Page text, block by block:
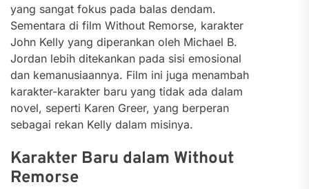
yang sangat fokus pada balas dendam.
Sementara di film Without Remorse, karakter
John Kelly yang diperankan oleh Michael B.
Jordan lebih ditekankan pada sisi emosional
dan kemanusiaannya. Film ini juga menambah
karakter-karakter baru yang tidak ada dalam
novel, seperti Karen Greer, yang berperan
sebagai rekan Kelly dalam misinya.
Karakter Baru dalam Without
Remorse